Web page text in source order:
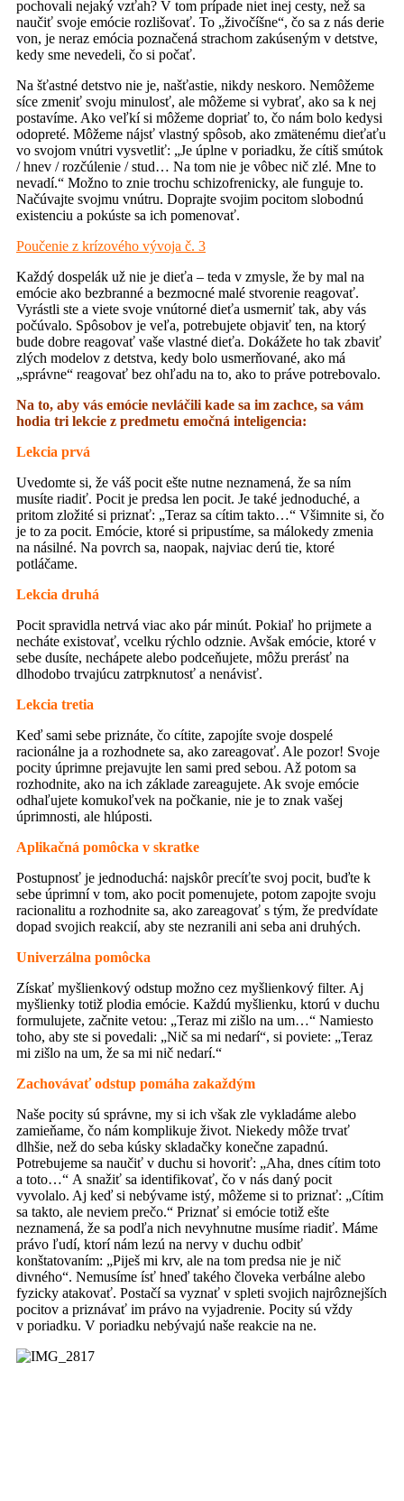
pochovali nejaký vzťah? V tom prípade niet inej cesty, než sa
naučiť svoje emócie rozlišovať. To „živočíšne“, čo sa z nás derie
von, je neraz emócia poznačená strachom zakúseným v detstve,
kedy sme nevedeli, čo si počať.
Na šťastné detstvo nie je, našťastie, nikdy neskoro. Nemôžeme
síce zmeniť svoju minulosť, ale môžeme si vybrať, ako sa k nej
postavíme. Ako veľkí si môžeme dopriať to, čo nám bolo kedysi
odopreté. Môžeme nájsť vlastný spôsob, ako zmätenému dieťaťu
vo svojom vnútri vysvetliť: „Je úplne v poriadku, že cítiš smútok
/ hnev / rozčúlenie / stud… Na tom nie je vôbec nič zlé. Mne to
nevadí.“ Možno to znie trochu schizofrenicky, ale funguje to.
Načúvajte svojmu vnútru. Doprajte svojim pocitom slobodnú
existenciu a pokúste sa ich pomenovať.
Poučenie z krízového vývoja č. 3
Každý dospelák už nie je dieťa – teda v zmysle, že by mal na
emócie ako bezbranné a bezmocné malé stvorenie reagovať.
Vyrástli ste a viete svoje vnútorné dieťa usmerniť tak, aby vás
počúvalo. Spôsobov je veľa, potrebujete objaviť ten, na ktorý
bude dobre reagovať vaše vlastné dieťa. Dokážete ho tak zbaviť
zlých modelov z detstva, kedy bolo usmerňované, ako má
„správne“ reagovať bez ohľadu na to, ako to práve potrebovalo.
Na to, aby vás emócie nevláčili kade sa im zachce, sa vám
hodia tri lekcie z predmetu emočná inteligencia:
Lekcia prvá
Uvedomte si, že váš pocit ešte nutne neznamená, že sa ním
musíte riadiť. Pocit je predsa len pocit. Je také jednoduché, a
pritom zložité si priznať: „Teraz sa cítim takto…“ Všimnite si, čo
je to za pocit. Emócie, ktoré si pripustíme, sa málokedy zmenia
na násilné. Na povrch sa, naopak, najviac derú tie, ktoré
potláčame.
Lekcia druhá
Pocit spravidla netrvá viac ako pár minút. Pokiaľ ho prijmete a
necháte existovať, vcelku rýchlo odznie. Avšak emócie, ktoré v
sebe dusíte, nechápete alebo podceňujete, môžu prerásť na
dlhodobo trvajúcu zatrpknutosť a nenávisť.
Lekcia tretia
Keď sami sebe priznáte, čo cítite, zapojíte svoje dospelé
racionálne ja a rozhodnete sa, ako zareagovať. Ale pozor! Svoje
pocity úprimne prejavujte len sami pred sebou. Až potom sa
rozhodnite, ako na ich základe zareagujete. Ak svoje emócie
odhaľujete komukoľvek na počkanie, nie je to znak vašej
úprimnosti, ale hlúposti.
Aplikačná pomôcka v skratke
Postupnosť je jednoduchá: najskôr precíťte svoj pocit, buďte k
sebe úprimní v tom, ako pocit pomenujete, potom zapojte svoju
racionalitu a rozhodnite sa, ako zareagovať s tým, že predvídate
dopad svojich reakcií, aby ste nezranili ani seba ani druhých.
Univerzálna pomôcka
Získať myšlienkový odstup možno cez myšlienkový filter. Aj
myšlienky totiž plodia emócie. Každú myšlienku, ktorú v duchu
formulujete, začnite vetou: „Teraz mi zišlo na um…“ Namiesto
toho, aby ste si povedali: „Nič sa mi nedarí“, si poviete: „Teraz
mi zišlo na um, že sa mi nič nedarí.“
Zachovávať odstup pomáha zakaždým
Naše pocity sú správne, my si ich však zle vykladáme alebo
zamieňame, čo nám komplikuje život. Niekedy môže trvať
dlhšie, než do seba kúsky skladačky konečne zapadnú.
Potrebujeme sa naučiť v duchu si hovoriť: „Aha, dnes cítim toto
a toto…“ A snažiť sa identifikovať, čo v nás daný pocit
vyvolalo. Aj keď si nebývame istý, môžeme si to priznať: „Cítim
sa takto, ale neviem prečo.“ Priznať si emócie totiž ešte
neznamená, že sa podľa nich nevyhnutne musíme riadiť. Máme
právo ľudí, ktorí nám lezú na nervy v duchu odbiť
konštatovaním: „Piješ mi krv, ale na tom predsa nie je nič
divného“. Nemusíme ísť hneď takého človeka verbálne alebo
fyzicky atakovať. Postačí sa vyznať v spleti svojich najrôznejších
pocitov a priznávať im právo na vyjadrenie. Pocity sú vždy
v poriadku. V poriadku nebývajú naše reakcie na ne.